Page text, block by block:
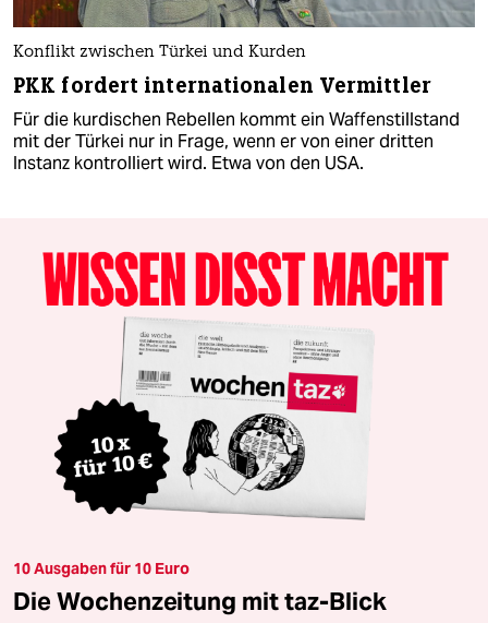
Konflikt zwischen Türkei und Kurden
PKK fordert internationalen Vermittler
Für die kurdischen Rebellen kommt ein Waffenstillstand
mit der Türkei nur in Frage, wenn er von einer dritten
Instanz kontrolliert wird. Etwa von den USA.
10 Ausgaben für 10 Euro
Die Wochenzeitung mit taz-Blick